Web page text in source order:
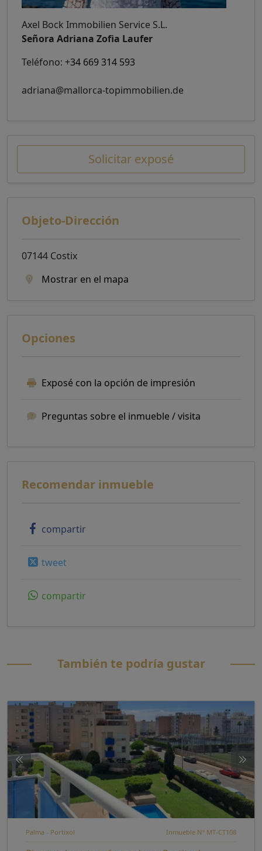
Axel Bock Immobilien Service S.L.
Señora Adriana Zofia Laufer
Teléfono: +34 669 314 593
adriana@mallorca-topimmobilien.de
Solicitar exposé
Objeto-Dirección
07144 Costix
Mostrar en el mapa
Opciones
Exposé con la opción de impresión
Preguntas sobre el inmueble / visita
Recomendar inmueble
compartir
tweet
compartir
También te podría gustar
Palma - Portixol Inmueble Nº MT-CT108